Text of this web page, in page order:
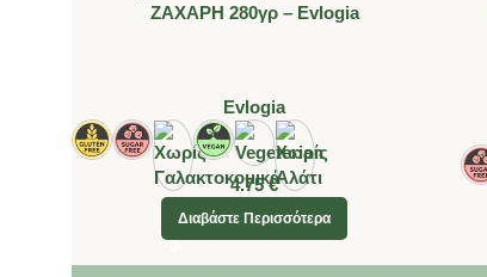
ΖΑΧΑΡΗ 280γρ – Evlogia
Evlogia
4.75€
Διαβάστε Περισσότερα